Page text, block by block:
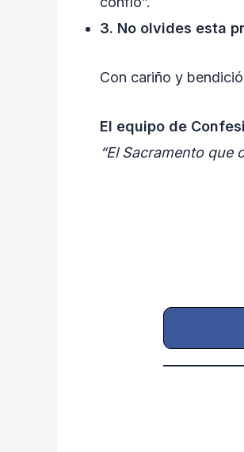
3. No olvides esta
Con cariño y
El equipo de
“El Sacramento que